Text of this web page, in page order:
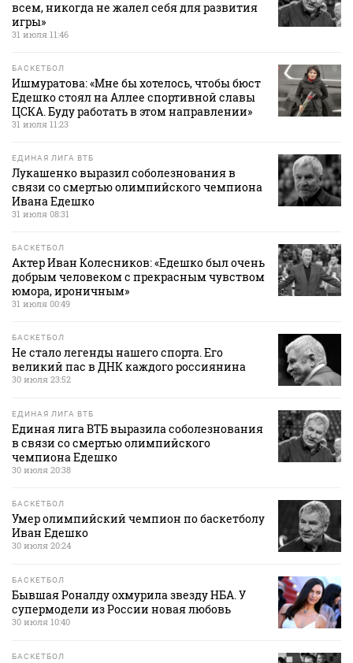
всем, никогда не жалел себя для развития
игры»
31 июля 11:46
БАСКЕТБОЛ
Ишмуратова: «Мне бы хотелось, чтобы бюст
Едешко стоял на Аллее спортивной славы
ЦСКА. Буду работать в этом направлении»
31 июля 11:23
ЕДИНАЯ ЛИГА ВТБ
Лукашенко выразил соболезнования в
связи со смертью олимпийского чемпиона
Ивана Едешко
31 июля 08:31
БАСКЕТБОЛ
Актер Иван Колесников: «Едешко был очень
добрым человеком с прекрасным чувством
юмора, ироничным»
31 июля 00:49
БАСКЕТБОЛ
Не стало легенды нашего спорта. Его
великий пас в ДНК каждого россиянина
30 июля 23:52
ЕДИНАЯ ЛИГА ВТБ
Единая лига ВТБ выразила соболезнования
в связи со смертью олимпийского
чемпиона Едешко
30 июля 20:38
БАСКЕТБОЛ
Умер олимпийский чемпион по баскетболу
Иван Едешко
30 июля 20:24
БАСКЕТБОЛ
Бывшая Роналду охмурила звезду НБА. У
супермодели из России новая любовь
30 июля 10:40
БАСКЕТБОЛ